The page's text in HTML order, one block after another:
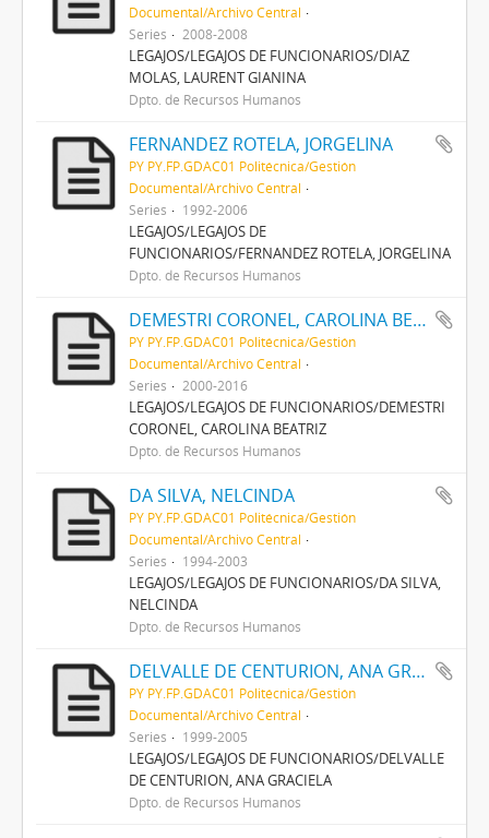
Documental/Archivo Central
Series
2008-2008
LEGAJOS/LEGAJOS DE FUNCIONARIOS/DIAZ
MOLAS, LAURENT GIANINA
Dpto. de Recursos Humanos
FERNANDEZ ROTELA, JORGELINA
PY PY.FP.GDAC01 Politécnica/Gestión
Documental/Archivo Central
Series
1992-2006
LEGAJOS/LEGAJOS DE
FUNCIONARIOS/FERNANDEZ ROTELA, JORGELINA
Dpto. de Recursos Humanos
DEMESTRI CORONEL, CAROLINA BEATRIZ
PY PY.FP.GDAC01 Politécnica/Gestión
Documental/Archivo Central
Series
2000-2016
LEGAJOS/LEGAJOS DE FUNCIONARIOS/DEMESTRI
CORONEL, CAROLINA BEATRIZ
Dpto. de Recursos Humanos
DA SILVA, NELCINDA
PY PY.FP.GDAC01 Politécnica/Gestión
Documental/Archivo Central
Series
1994-2003
LEGAJOS/LEGAJOS DE FUNCIONARIOS/DA SILVA,
NELCINDA
Dpto. de Recursos Humanos
DELVALLE DE CENTURION, ANA GRACIELA
PY PY.FP.GDAC01 Politécnica/Gestión
Documental/Archivo Central
Series
1999-2005
LEGAJOS/LEGAJOS DE FUNCIONARIOS/DELVALLE
DE CENTURION, ANA GRACIELA
Dpto. de Recursos Humanos